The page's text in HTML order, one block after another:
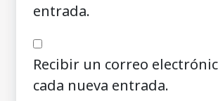
entrada.
Recibir un correo
cada nueva entrada.